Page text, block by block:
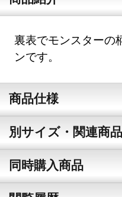
裏表でモンスターの
ンです。
商品仕様
別サイズ・関連商品
同時購入商品